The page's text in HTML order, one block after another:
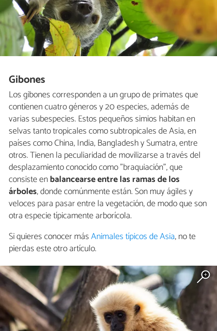
Gibones
Los gibones corresponden a un grupo de primates que
contienen cuatro géneros y 20 especies, además de
varias subespecies. Estos pequeños simios habitan en
selvas tanto tropicales como subtropicales de Asia, en
países como China, India, Bangladesh y Sumatra, entre
otros. Tienen la peculiaridad de movilizarse a través del
desplazamiento conocido como "braquiación", que
consiste enbalancearse entre las ramas de los
árboles, donde comúnmente están. Son muy ágiles y
veloces para pasar entre la vegetación, de modo que son
otra especie típicamente arborícola.
Si quieres conocer másAnimales típicos de Asia, no te
pierdas este otro artículo.